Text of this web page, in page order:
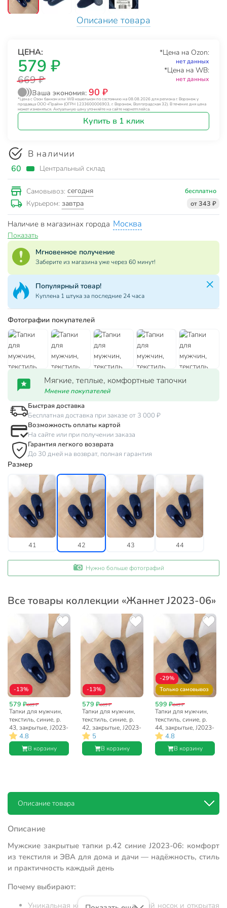
Описание товара
ЦЕНА:
579 ₽
669 ₽
*Цена на Ozon:
нет данных
*Цена на WB:
нет данных
Ваша экономия: 90 ₽
*Цена с Озон банком или WB кошельком по состоянию на 08.08.2026 для региона г. Воронеж у
продавца ООО «Прайм» (ОГРН 1233600006903, г. Воронеж, Волгоградская 32). В течение дня цена
может изменяться. Актуальную цену уточняйте на сайте маркетплейса.
Купить в 1 клик
В наличии
60 Центральный склад
Самовывоз: сегодня бесплатно
Курьером: завтра от 343 ₽
Наличие в магазинах города Москва
Показать
Мгновенное получение
Заберите из магазина уже через 60 минут!
Популярный товар!
Куплена 1 штука за последние 24 часа
Фотографии покупателей
Мягкие, теплые, комфортные тапочки
Мнение покупателей
Быстрая доставка
Бесплатная доставка при заказе от 3 000 ₽
Возможность оплаты картой
На сайте или при получении заказа
Гарантия легкого возврата
До 30 дней на возврат, полная гарантия
Размер
41 42 43 44
Нужно больше фотографий
Все товары коллекции «Жаннет J2023-06»
-13%
579 ₽669 ₽
Тапки для мужчин,
текстиль, синие, р.
43, закрытые, J2023-
06 4.8
В корзину
-13%
579 ₽669 ₽
Тапки для мужчин,
текстиль, синие, р.
42, закрытые, J2023-
06 5
В корзину
-29%
Только самовывоз
599 ₽849 ₽
Тапки для мужчин,
текстиль, синие, р.
44, закрытые, J2023-
06 4.8
В корзину
Описание товара
Описание
Мужские закрытые тапки р.42 синие J2023-06: комфорт
из текстиля и ЭВА для дома и дачи — надёжность, стиль
и практичность каждый день
Почему выбирают:
Уникальная комбинация: закрытый носок и открытая